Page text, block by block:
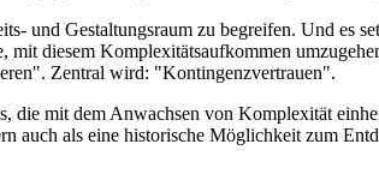
und Gestaltungsraum zu begreifen. Und es
diesem Komplexitätsaufkommen
Zentral wird: "Kontingenzvertrauen".
die mit dem Anwachsen von Komplexität
auch als eine historische Möglichkeit zum